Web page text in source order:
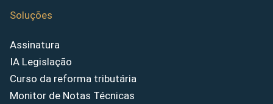
Soluções
Assinatura
IA Legislação
Curso da reforma tributária
Monitor de Notas Técnicas